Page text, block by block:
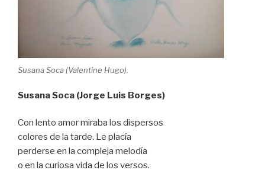
Susana Soca (Valentine Hugo).
Susana Soca (Jorge Luis Borges)
Con lento amor miraba los dispersos
colores de la tarde. Le placía
perderse en la compleja melodía
o en la curiosa vida de los versos.